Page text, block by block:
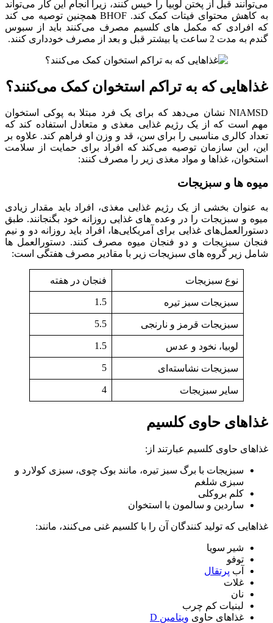
می‌توانند قبل از پختن لوبیا را خیس کنند، زیرا انجام این کار می‌تواند
به کاهش محتوای فیتات کمک کند. BHOF همچنین توصیه می کند
که افرادی که مکمل های کلسیم مصرف می‌کنند باید از سبوس
گندم به مدت 2 ساعت یا بیشتر قبل و بعد از مصرف خودداری کنند.
غذاهایی که به تراکم استخوان کمک می‌کنند؟
NIAMSD نشان می‌دهد که برای یک فرد مبتلا به پوکی استخوان
مهم است که از یک رژیم غذایی مغذی و متعادل استفاده کند که
تعداد کالری مناسبی را برای سن، قد و وزن او فراهم کند. علاوه بر
این، این سازمان توصیه می‌کند که افراد برای حمایت از سلامت
استخوان، غذاها و مواد مغذی زیر را مصرف کنند:
میوه ها و سبزیجات
به عنوان بخشی از یک رژیم غذایی مغذی، افراد باید مقدار زیادی
میوه و سبزیجات را در وعده های غذایی روزانه خود بگنجانند. طبق
دستورالعمل‌های غذایی برای آمریکایی‌ها، افراد باید روزانه دو و نیم
فنجان سبزیجات و دو فنجان میوه مصرف کنند. دستورالعمل ها
شامل زیر گروه های سبزیجات زیر با مقادیر مصرف هفتگی است:
نوع سبزیجات فنجان در هفته
سبزیجات سبز تیره 1.5
سبزیجات قرمز و نارنجی 5.5
لوبیا، نخود و عدس 1.5
سبزیجات نشاسته‌ای 5
سایر سبزیجات 4
غذاهای حاوی کلسیم
غذاهای حاوی کلسیم عبارتند از:
سبزیجات با برگ سبز تیره، مانند بوک چوی، سبزی کولارد و
سبزی شلغم
کلم بروکلی
ساردین و سالمون با استخوان
غذاهایی که تولید کنندگان آن را با کلسیم غنی می‌کنند، مانند:
شیر سویا
توفو
آب پرتقال
غلات
نان
لبنیات کم چرب
غذاهای حاوی ویتامین D